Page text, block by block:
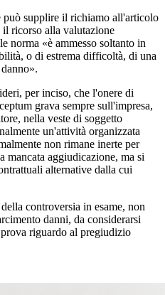
può supplire il richiamo all'articolo
ricorso alla valutazione
norma «è ammesso soltanto in
o di estrema difficoltà, di una
per inciso, che l'onere di
grava sempre sull'impresa,
nella veste di soggetto
un'attività organizzata
non rimane inerte per
mancata aggiudicazione, ma si
alternative dalla cui
controversia in esame, non
danni, da considerarsi
riguardo al pregiudizio